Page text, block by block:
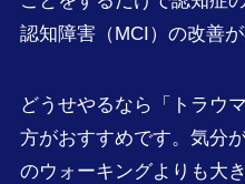
認知障害（MCI）の改善
どうせやるなら「トラウ
方がおすすめです。気分
のウォーキングよりも大